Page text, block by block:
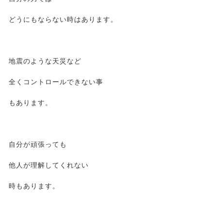
どうにもならない時はあります。
地震のような天災など
全くコントロールできない事
もあります。
自分が頑張っても
他人が理解してくれない
時もあります。